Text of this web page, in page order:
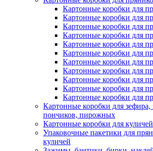
Картонные коробки для
Картонные коробки для
Картонные коробки для
Картонные коробки для
Картонные коробки для
Картонные коробки для
Картонные коробки для
Картонные коробки для
Картонные коробки для
Картонные коробки для
Картонные коробки для
Картонные коробки для зефира,
пончиков, пирожных
Картонные коробки для
Упаковочные пакетики для
куличей